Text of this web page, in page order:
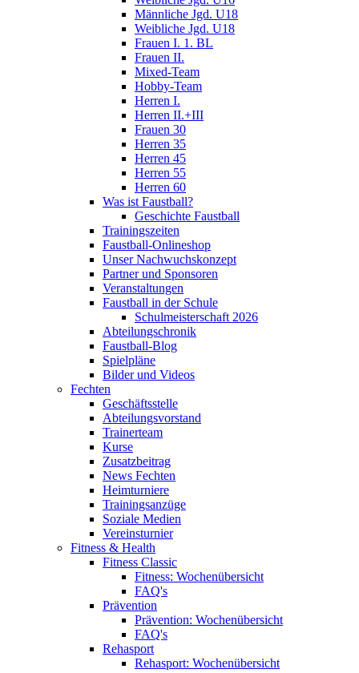
Männliche Jgd. U18
Weibliche Jgd. U18
Frauen I. 1. BL
Frauen II.
Mixed-Team
Hobby-Team
Herren I.
Herren II.+III
Frauen 30
Herren 35
Herren 45
Herren 55
Herren 60
Was ist Faustball?
Geschichte Faustball
Trainingszeiten
Faustball-Onlineshop
Unser Nachwuchskonzept
Partner und Sponsoren
Veranstaltungen
Faustball in der Schule
Schulmeisterschaft 2026
Abteilungschronik
Faustball-Blog
Spielpläne
Bilder und Videos
Fechten
Geschäftsstelle
Abteilungsvorstand
Trainerteam
Kurse
Zusatzbeitrag
News Fechten
Heimturniere
Trainingsanzüge
Soziale Medien
Vereinsturnier
Fitness & Health
Fitness Classic
Fitness: Wochenübersicht
FAQ's
Prävention
Prävention: Wochenübersicht
FAQ's
Rehasport
Rehasport: Wochenübersicht